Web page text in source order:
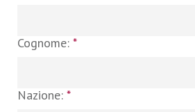
Cognome: *
Nazione: *